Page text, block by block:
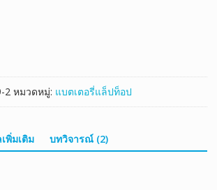
2 หมวดหมู่: แบตเตอรี่แล็ปท็อป
พิ่มเติม บทวิจารณ์ (2)